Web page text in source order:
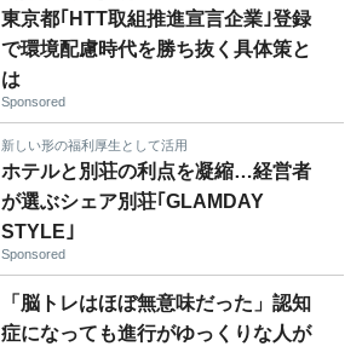
東京都｢HTT取組推進宣言企業｣登録
で環境配慮時代を勝ち抜く具体策と
は
Sponsored
新しい形の福利厚生として活用
ホテルと別荘の利点を凝縮…経営者
が選ぶシェア別荘｢GLAMDAY
STYLE｣
Sponsored
「脳トレはほぼ無意味だった」認知
症になっても進行がゆっくりな人が